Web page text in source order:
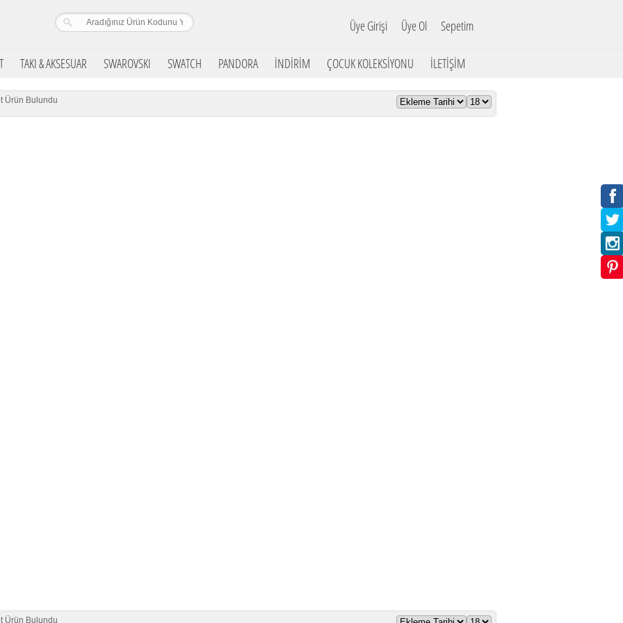
Sepetim
Üye Ol
Üye Girişi
TAKI & AKSESUAR SWAROVSKI SWATCH PANDORA İNDİRİM ÇOCUK KOLEKSİYONU İLETİŞİM
Ürün Bulundu
Ürün Bulundu